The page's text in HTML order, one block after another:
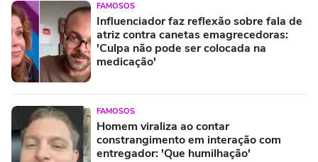
FAMOSOS
Influenciador faz reflexão sobre fala de
atriz contra canetas emagrecedoras:
'Culpa não pode ser colocada na
medicação'
FAMOSOS
Homem viraliza ao contar
constrangimento em interação com
entregador: 'Que humilhação'